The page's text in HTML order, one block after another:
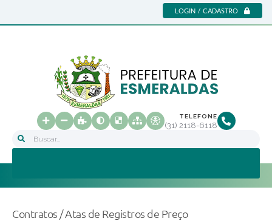
LOGIN / CADASTRO
Buscar...
TELEFONE
(31) 2118-6118
Contratos / Atas de Registros de Preço